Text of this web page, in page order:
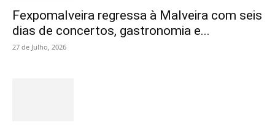
Fexpomalveira regressa à Malveira com seis
dias de concertos, gastronomia e...
27 de Julho, 2026